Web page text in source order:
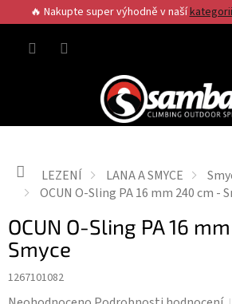
na
obsah
🔥 Nakupte super výhodně v naší
Domů
LEZENÍ LANA A SMYCE
OCUN O-Sling PA 16 mm 240 cm -
OCUN O-Sling PA 16
Smyce
1267101082